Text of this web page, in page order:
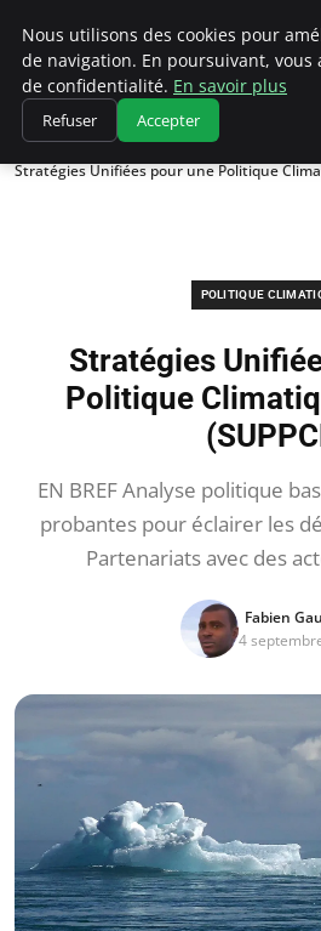
Climatedebtagents
Accueil
Politique climatique
Stratégies Unifiées pour une Politique
POLITIQUE
Stratégies
Politique
EN BREF Analyse politique
probantes pour éclairer les
Partenariats avec des
Fabien
4
Nous utilisons des cookies pour
de navigation. En poursuivant,
de confidentialité. En savoir plus
Refuser Accepter